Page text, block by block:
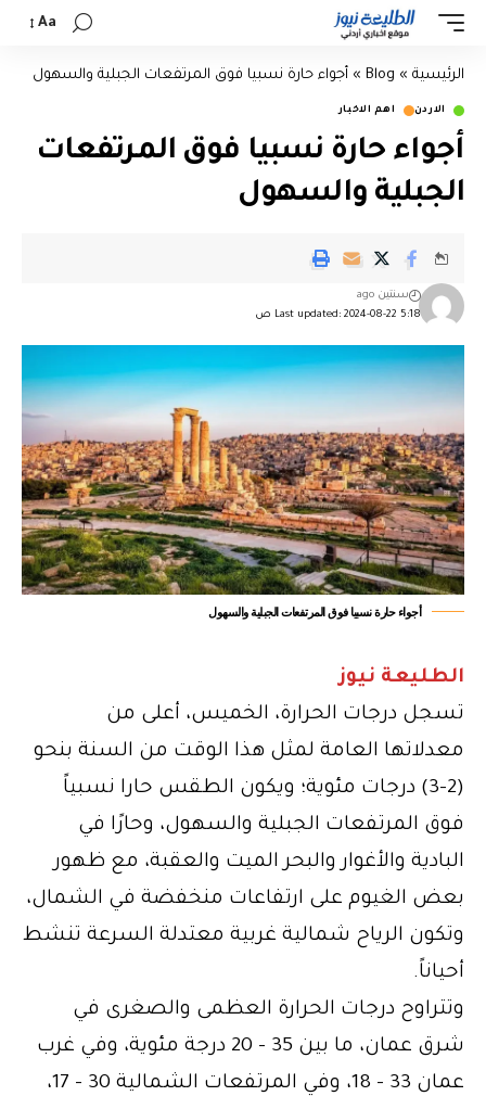
Aa
الرئيسية »
Blog
» أجواء حارة نسبيا فوق المرتفعات الجبلية والسهول
الاردن اهم الاخبار
أجواء حارة نسبيا فوق المرتفعات
الجبلية والسهول
Last updated: 2024-08-22 5:18 ص
سنتين ago
أجواء حارة نسبيا فوق المرتفعات الجبلية والسهول
الطليعة نيوز
تسجل درجات الحرارة، الخميس، أعلى من
معدلاتها العامة لمثل هذا الوقت من السنة بنحو
(2-3) درجات مئوية؛ ويكون الطقس حارا نسبياً
فوق المرتفعات الجبلية والسهول، وحارًا في
البادية والأغوار والبحر الميت والعقبة، مع ظهور
بعض الغيوم على ارتفاعات منخفضة في الشمال،
وتكون الرياح شمالية غربية معتدلة السرعة تنشط
أحياناً.
وتتراوح درجات الحرارة العظمى والصغرى في
شرق عمان، ما بين 35 – 20 درجة مئوية، وفي غرب
عمان 33 – 18، وفي المرتفعات الشمالية 30 – 17،